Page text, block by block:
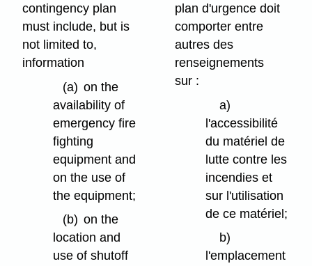
contingency plan
must include, but is
not limited to,
information
(a) on the
availability of
emergency fire
fighting
equipment and
on the use of
the equipment;
(b) on the
location and
use of shutoff
plan d'urgence doit
comporter entre
autres des
renseignements
sur :
a)
l'accessibilité
du matériel de
lutte contre les
incendies et
sur l'utilisation
de ce matériel;
b)
l'emplacement